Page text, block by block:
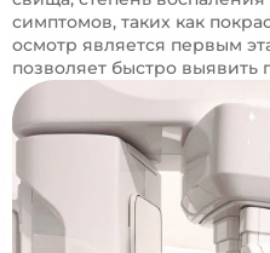
симптомов, таких как
осмотр является первым
позволяет быстро выявить